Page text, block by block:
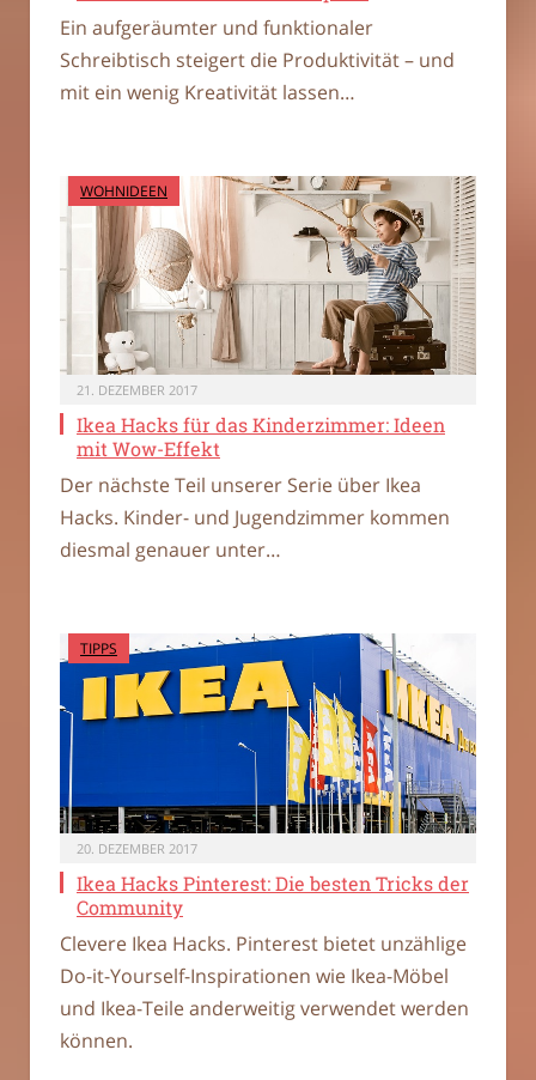
Ein aufgeräumter und funktionaler
Schreibtisch steigert die Produktivität – und
mit ein wenig Kreativität lassen…
WOHNIDEEN
21. DEZEMBER 2017
Ikea Hacks für das Kinderzimmer: Ideen
mit Wow-Effekt
Der nächste Teil unserer Serie über Ikea
Hacks. Kinder- und Jugendzimmer kommen
diesmal genauer unter…
TIPPS
20. DEZEMBER 2017
Ikea Hacks Pinterest: Die besten Tricks der
Community
Clevere Ikea Hacks. Pinterest bietet unzählige
Do-it-Yourself-Inspirationen wie Ikea-Möbel
und Ikea-Teile anderweitig verwendet werden
können.